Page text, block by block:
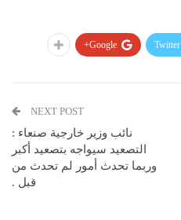
Twitter
Google+
NEXT POST
نائب وزير خارجية صنعاء :
التصعيد سيواجه بتصعيد أكبر
وربما تحدث أمور لم تحدث من
قبل .